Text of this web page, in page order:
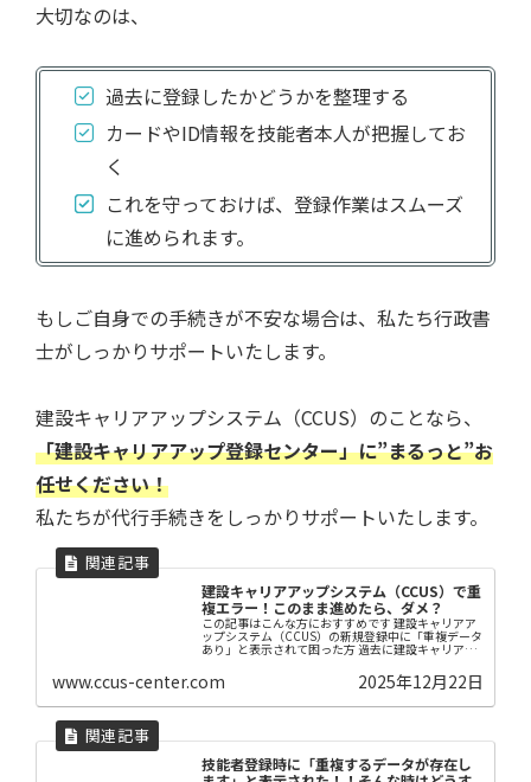
大切なのは、
過去に登録したかどうかを整理する
カードやID情報を技能者本人が把握してお
く
これを守っておけば、登録作業はスムーズ
に進められます。
もしご自身での手続きが不安な場合は、私たち行政書
士がしっかりサポートいたします。
建設キャリアアップシステム（CCUS）のことなら、
「建設キャリアアップ登録センター」に”まるっと”お
任せください！
私たちが代行手続きをしっかりサポートいたします。
建設キャリアアップシステム（CCUS）で重
複エラー！このまま進めたら、ダメ？
この記事はこんな方におすすめです 建設キャリアア
ップシステム（CCUS）の新規登録中に「重複データ
あり」と表示されて困った方 過去に建設キャリアア
ップシステム（CCUS）に登録したか覚えていない方
これから建設キャリアアップシステム（CCU...
www.ccus-center.com 2025年12月22日
技能者登録時に「重複するデータが存在し